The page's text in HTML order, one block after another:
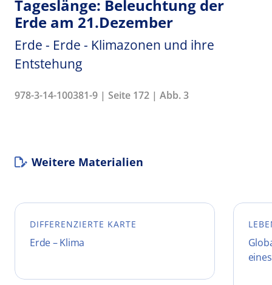
Tageslänge: Beleuchtung der
Erde am 21.Dezember
Erde - Erde - Klimazonen und ihre
Entstehung
978-3-14-100381-9 | Seite 172 | Abb. 3
Weitere Materialien
DIFFERENZIERTE KARTE
Erde – Klima